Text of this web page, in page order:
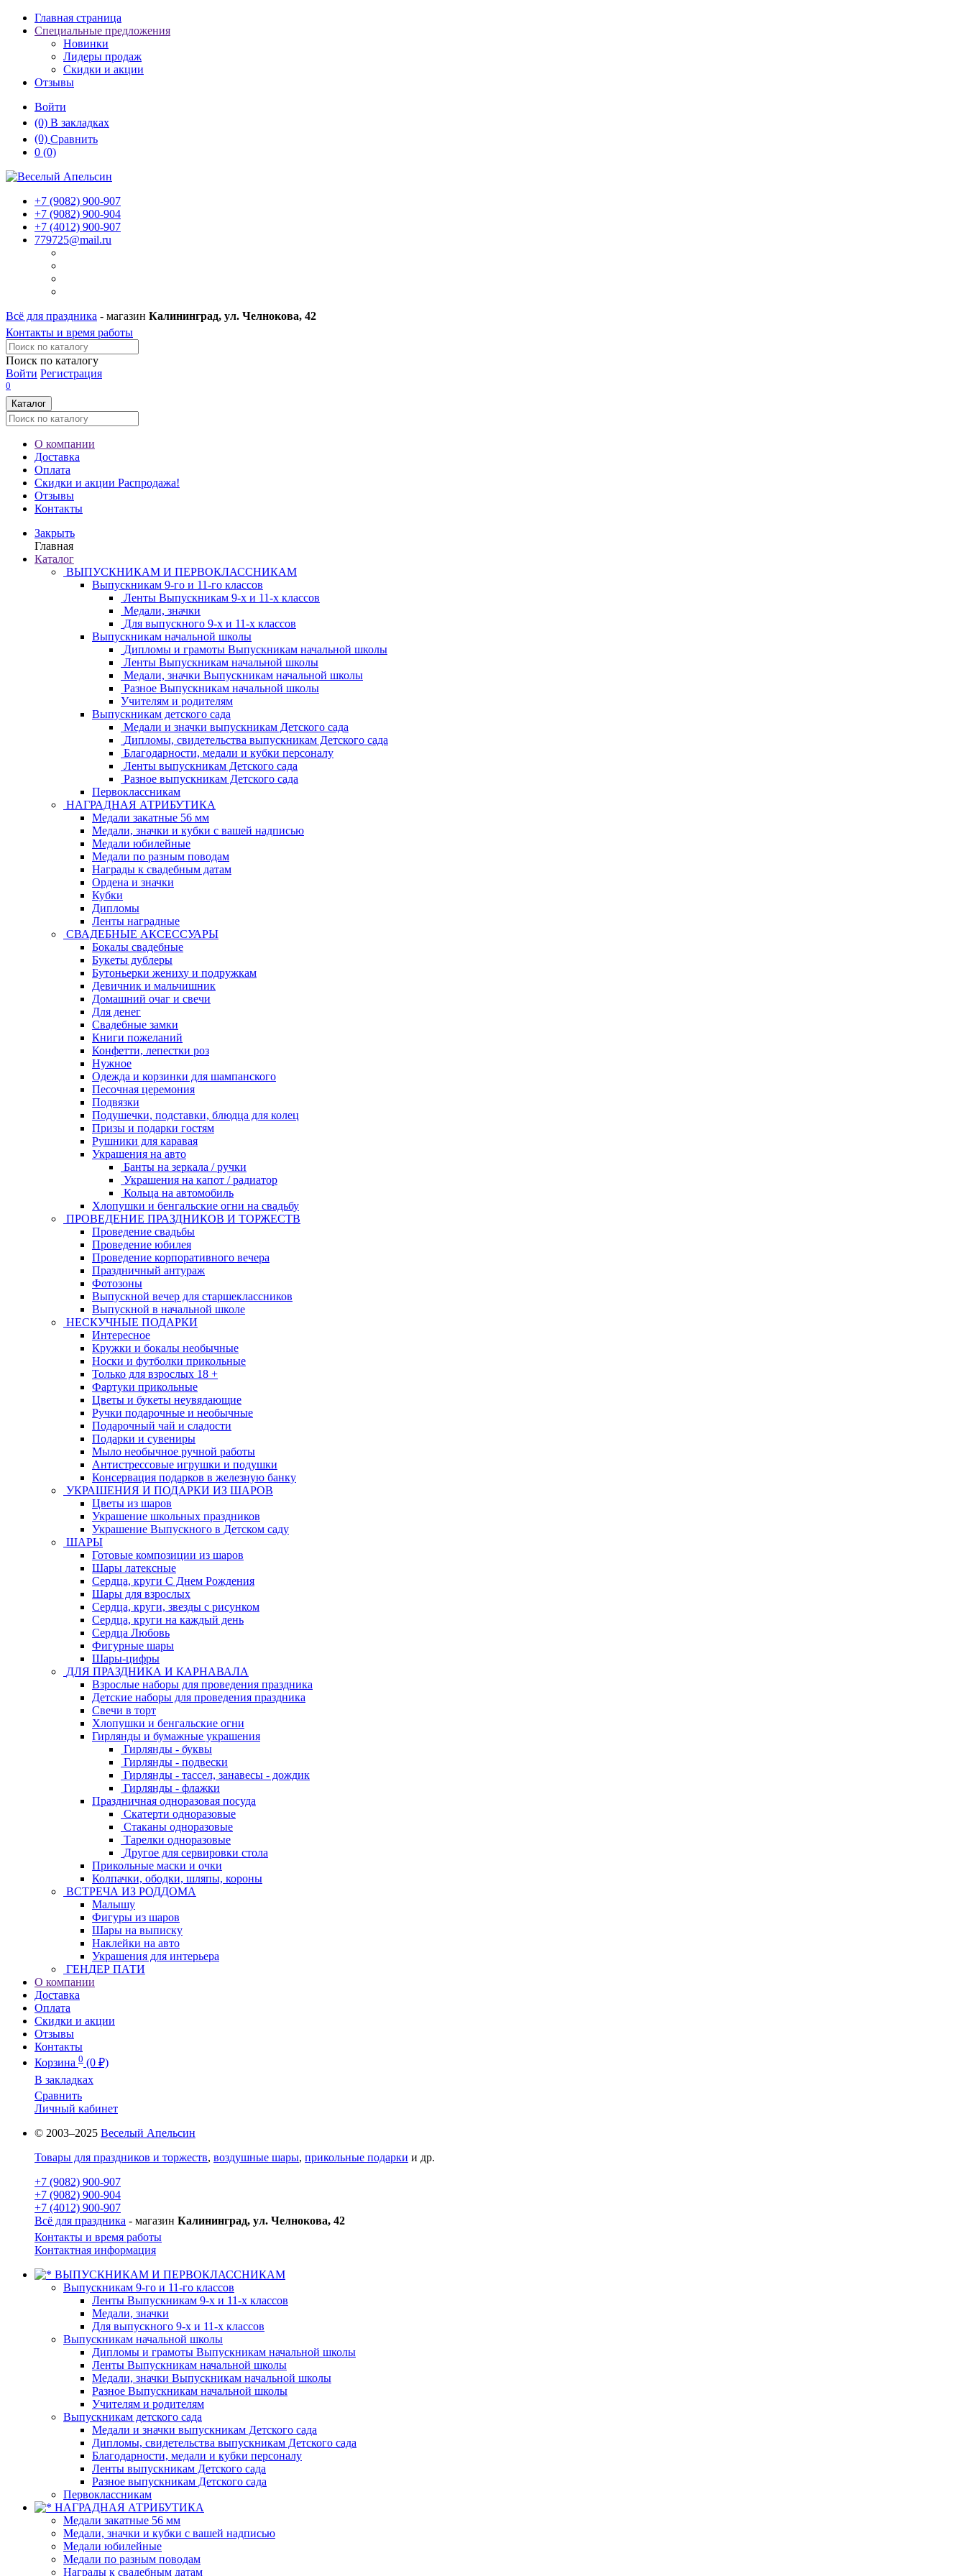
Главная страница
Специальные предложения
Новинки
Лидеры продаж
Скидки и акции
Отзывы
Войти
(0) В закладках
(0) Сравнить
0 (0)
+7 (9082) 900-907
+7 (9082) 900-904
+7 (4012) 900-907
779725@mail.ru
Всё для праздника - магазин Калининград, ул. Челнокова, 42
Контакты и время работы
Поиск по каталогу
Войти Регистрация
0
Каталог
О компании
Доставка
Оплата
Скидки и акции Распродажа!
Отзывы
Контакты
Закрыть
Главная
Каталог
ВЫПУСКНИКАМ И ПЕРВОКЛАССНИКАМ
Выпускникам 9-го и 11-го классов
Ленты Выпускникам 9-х и 11-х классов
Медали, значки
Для выпускного 9-х и 11-х классов
Выпускникам начальной школы
Дипломы и грамоты Выпускникам начальной школы
Ленты Выпускникам начальной школы
Медали, значки Выпускникам начальной школы
Разное Выпускникам начальной школы
Учителям и родителям
Выпускникам детского сада
Медали и значки выпускникам Детского сада
Дипломы, свидетельства выпускникам Детского сада
Благодарности, медали и кубки персоналу
Ленты выпускникам Детского сада
Разное выпускникам Детского сада
Первоклассникам
НАГРАДНАЯ АТРИБУТИКА
Медали закатные 56 мм
Медали, значки и кубки с вашей надписью
Медали юбилейные
Медали по разным поводам
Награды к свадебным датам
Ордена и значки
Кубки
Дипломы
Ленты наградные
СВАДЕБНЫЕ АКСЕССУАРЫ
Бокалы свадебные
Букеты дублеры
Бутоньерки жениху и подружкам
Девичник и мальчишник
Домашний очаг и свечи
Для денег
Свадебные замки
Книги пожеланий
Конфетти, лепестки роз
Нужное
Одежда и корзинки для шампанского
Песочная церемония
Подвязки
Подушечки, подставки, блюдца для колец
Призы и подарки гостям
Рушники для каравая
Украшения на авто
Банты на зеркала / ручки
Украшения на капот / радиатор
Кольца на автомобиль
Хлопушки и бенгальские огни на свадьбу
ПРОВЕДЕНИЕ ПРАЗДНИКОВ И ТОРЖЕСТВ
Проведение свадьбы
Проведение юбилея
Проведение корпоративного вечера
Праздничный антураж
Фотозоны
Выпускной вечер для старшеклассников
Выпускной в начальной школе
НЕСКУЧНЫЕ ПОДАРКИ
Интересное
Кружки и бокалы необычные
Носки и футболки прикольные
Только для взрослых 18 +
Фартуки прикольные
Цветы и букеты неувядающие
Ручки подарочные и необычные
Подарочный чай и сладости
Подарки и сувениры
Мыло необычное ручной работы
Антистрессовые игрушки и подушки
Консервация подарков в железную банку
УКРАШЕНИЯ И ПОДАРКИ ИЗ ШАРОВ
Цветы из шаров
Украшение школьных праздников
Украшение Выпускного в Детском саду
ШАРЫ
Готовые композиции из шаров
Шары латексные
Сердца, круги С Днем Рождения
Шары для взрослых
Сердца, круги, звезды с рисунком
Сердца, круги на каждый день
Сердца Любовь
Фигурные шары
Шары-цифры
ДЛЯ ПРАЗДНИКА И КАРНАВАЛА
Взрослые наборы для проведения праздника
Детские наборы для проведения праздника
Свечи в торт
Хлопушки и бенгальские огни
Гирлянды и бумажные украшения
Гирлянды - буквы
Гирлянды - подвески
Гирлянды - тассел, занавесы - дождик
Гирлянды - флажки
Праздничная одноразовая посуда
Скатерти одноразовые
Стаканы одноразовые
Тарелки одноразовые
Другое для сервировки стола
Прикольные маски и очки
Колпачки, ободки, шляпы, короны
ВСТРЕЧА ИЗ РОДДОМА
Малышу
Фигуры из шаров
Шары на выписку
Наклейки на авто
Украшения для интерьера
ГЕНДЕР ПАТИ
О компании
Доставка
Оплата
Скидки и акции
Отзывы
Контакты
Корзина 0 (0 ₽)
В закладках
Сравнить
Личный кабинет
© 2003–2025 Веселый Апельсин
Товары для праздников и торжеств, воздушные шары, прикольные подарки и др.
+7 (9082) 900-907
+7 (9082) 900-904
+7 (4012) 900-907
Всё для праздника - магазин Калининград, ул. Челнокова, 42
Контакты и время работы
Контактная информация
ВЫПУСКНИКАМ И ПЕРВОКЛАССНИКАМ
Выпускникам 9-го и 11-го классов
Ленты Выпускникам 9-х и 11-х классов
Медали, значки
Для выпускного 9-х и 11-х классов
Выпускникам начальной школы
Дипломы и грамоты Выпускникам начальной школы
Ленты Выпускникам начальной школы
Медали, значки Выпускникам начальной школы
Разное Выпускникам начальной школы
Учителям и родителям
Выпускникам детского сада
Медали и значки выпускникам Детского сада
Дипломы, свидетельства выпускникам Детского сада
Благодарности, медали и кубки персоналу
Ленты выпускникам Детского сада
Разное выпускникам Детского сада
Первоклассникам
НАГРАДНАЯ АТРИБУТИКА
Медали закатные 56 мм
Медали, значки и кубки с вашей надписью
Медали юбилейные
Медали по разным поводам
Награды к свадебным датам